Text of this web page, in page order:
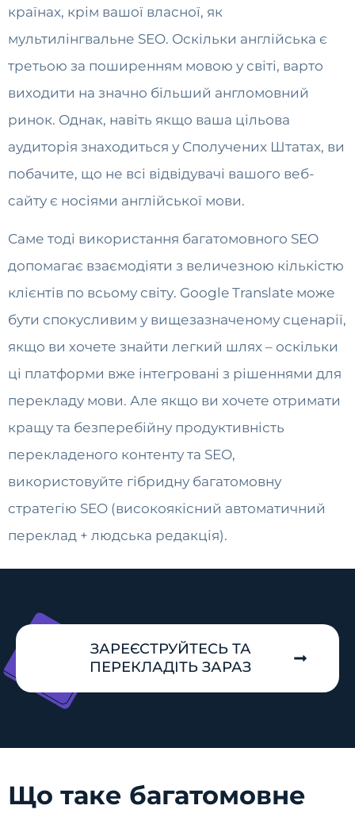
країнах, крім вашої власної, як
мультилінгвальне SEO. Оскільки англійська є
третьою за поширенням мовою у світі, варто
виходити на значно більший англомовний
ринок. Однак, навіть якщо ваша цільова
аудиторія знаходиться у Сполучених Штатах, ви
побачите, що не всі відвідувачі вашого веб-
сайту є носіями англійської мови.
Саме тоді використання багатомовного SEO
допомагає взаємодіяти з величезною кількістю
клієнтів по всьому світу. Google Translate може
бути спокусливим у вищезазначеному сценарії,
якщо ви хочете знайти легкий шлях – оскільки
ці платформи вже інтегровані з рішеннями для
перекладу мови. Але якщо ви хочете отримати
кращу та безперебійну продуктивність
перекладеного контенту та SEO,
використовуйте гібридну багатомовну
стратегію SEO (високоякісний автоматичний
переклад + людська редакція).
ЗАРЕЄСТРУЙТЕСЬ ТА
ПЕРЕКЛАДІТЬ ЗАРАЗ
Що таке багатомовне